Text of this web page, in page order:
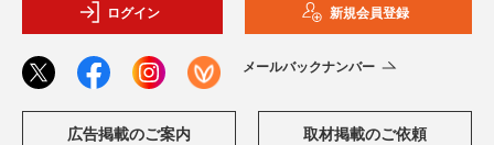
ログイン 新規会員登録
メールバックナンバー
広告掲載のご案内 取材掲載のご依頼